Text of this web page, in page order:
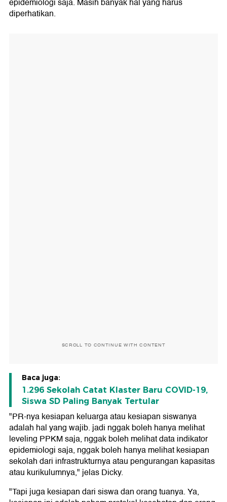
diperhatikan.
SCROLL TO CONTINUE WITH CONTENT
Baca juga:
1.296 Sekolah Catat Klaster Baru COVID-19,
Siswa SD Paling Banyak Tertular
"PR-nya kesiapan keluarga atau kesiapan siswanya
adalah hal yang wajib. jadi nggak boleh hanya melihat
leveling PPKM saja, nggak boleh melihat data indikator
epidemiologi saja, nggak boleh hanya melihat kesiapan
sekolah dari infrastrukturnya atau pengurangan kapasitas
atau kurikulumnya," jelas Dicky.
"Tapi juga kesiapan dari siswa dan orang tuanya. Ya,